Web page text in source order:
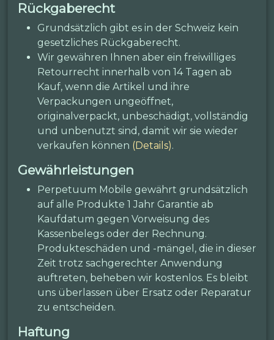
Rückgaberecht
Grundsätzlich gibt es in der Schweiz kein
gesetzliches Rückgaberecht.
Wir gewähren Ihnen aber ein freiwilliges
Retourrecht innerhalb von 14 Tagen ab
Kauf, wenn die Artikel und ihre
Verpackungen ungeöffnet,
originalverpackt, unbeschädigt, vollständig
und unbenutzt sind, damit wir sie wieder
verkaufen können (Details).
Gewährleistungen
Perpetuum Mobile gewährt grundsätzlich
auf alle Produkte 1 Jahr Garantie ab
Kaufdatum gegen Vorweisung des
Kassenbelegs oder der Rechnung.
Produkteschäden und -mängel, die in dieser
Zeit trotz sachgerechter Anwendung
auftreten, beheben wir kostenlos. Es bleibt
uns überlassen über Ersatz oder Reparatur
zu entscheiden.
Haftung